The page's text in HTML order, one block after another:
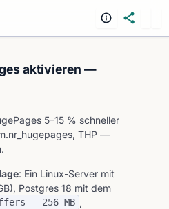
aktivieren —
5–15 % schneller
THP —
: Ein Linux-Server mit
Postgres 18 mit dem
= 256 MB ,